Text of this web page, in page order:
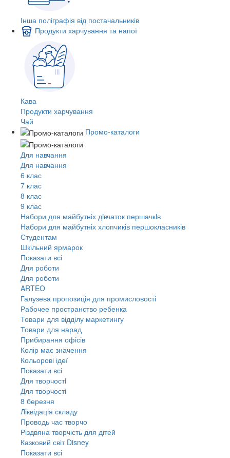
Інша поліграфія від постачальників
Продукти харчування та напої
Кава
Продукти харчування
Чай
Промо-каталоги
Для навчання
Для навчання
6 клас
7 клас
8 клас
9 клас
Набори для майбутніх дiвчаток першачкiв
Набори для майбутніх хлопчиків першокласників
Студентам
Шкільний ярмарок
Показати всі
Для роботи
Для роботи
ARTEO
Галузева пропозиція для промисловості
Рабочее пространство ребенка
Товари для відділу маркетингу
Товари для нарад
Прибирання офісів
Колір має значення
Кольорові ідеї
Показати всі
Для творчостi
Для творчостi
8 березня
Ліквідація складу
Проводь час творчо
Різдвяна творчість для дітей
Казковий світ Disney
Показати всі